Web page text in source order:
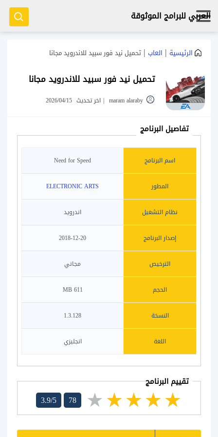
العربي للبرامج الموثوقة
الرئيسية | العاب | تحميل نيد فور سبيد للاندرويد مجانا
تحميل نيد فور سبيد للاندرويد مجانا
maram alaraby
| اخر تحديث 2026/04/15
تفاصيل البرنامج
اسم البرنامج Need for Speed‏
المطور ELECTRONIC ARTS
نظام التشغيل اندرويد
إصدار البرنامج 2018-12-20
الترخيص مجاني
الحجم 611 MB
النسخة 1.3.128
اللغة انجليزي
تقييم البرنامج
3.9/5 78